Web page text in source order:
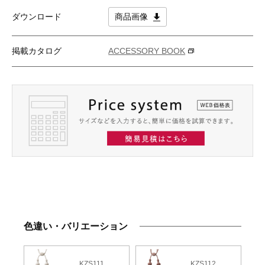
ダウンロード 商品画像
掲載カタログ ACCESSORY BOOK
色違い・バリエーション